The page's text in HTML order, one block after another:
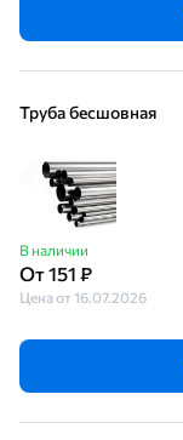
Труба бесшовная
В наличии
От 151 ₽
Цена от 16.07.2026